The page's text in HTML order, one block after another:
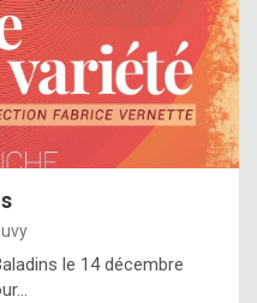
le 14 décembre